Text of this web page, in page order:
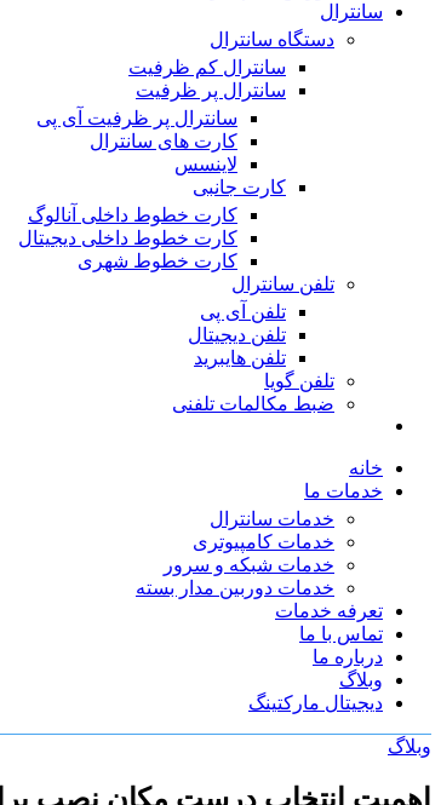
سانترال
دستگاه سانترال
سانترال کم ظرفیت
سانترال پر ظرفیت
سانترال پر ظرفیت آی پی
کارت های سانترال
لاینسس
کارت جانبی
کارت خطوط داخلی آنالوگ
کارت خطوط داخلی دیجیتال
کارت خطوط شهری
تلفن سانترال
تلفن آی پی
تلفن دیجیتال
تلفن هایبرید
تلفن گویا
ضبط مکالمات تلفنی
خانه
خدمات ما
خدمات سانترال
خدمات کامپیوتری
خدمات شبکه و سرور
خدمات دوربین مدار بسته
تعرفه خدمات
تماس با ما
درباره ما
وبلاگ
دیجیتال مارکتینگ
وبلاگ